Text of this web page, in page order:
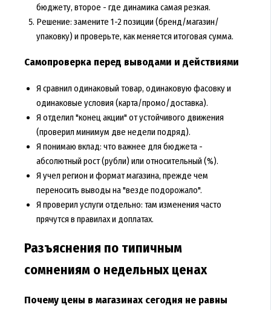
бюджету, второе - где динамика самая резкая.
Решение: замените 1-2 позиции (бренд/магазин/
упаковку) и проверьте, как меняется итоговая сумма.
Самопроверка перед выводами и действиями
Я сравнил одинаковый товар, одинаковую фасовку и
одинаковые условия (карта/промо/доставка).
Я отделил "конец акции" от устойчивого движения
(проверил минимум две недели подряд).
Я понимаю вклад: что важнее для бюджета -
абсолютный рост (рубли) или относительный (%).
Я учел регион и формат магазина, прежде чем
переносить выводы на "везде подорожало".
Я проверил услуги отдельно: там изменения часто
прячутся в правилах и доплатах.
Разъяснения по типичным
сомнениям о недельных ценах
Почему цены в магазинах сегодня не равны